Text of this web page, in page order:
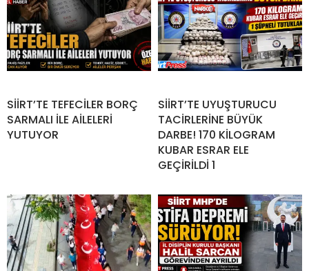
SİİRT’TE TEFECİLER BORÇ
SARMALI İLE AİLELERİ
YUTUYOR
SİİRT’TE UYUŞTURUCU
TACİRLERİNE BÜYÜK
DARBE! 170 KİLOGRAM
KUBAR ESRAR ELE
GEÇİRİLDİ 1